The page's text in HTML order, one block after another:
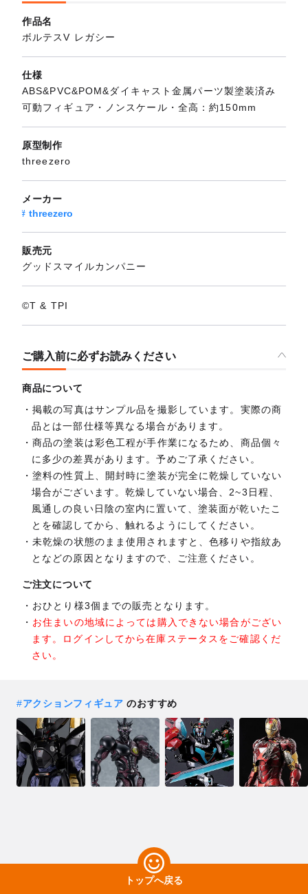
作品名
ボルテスV レガシー
仕様
ABS&PVC&POM&ダイキャスト金属パーツ製塗装済み
可動フィギュア・ノンスケール・全高：約150mm
原型制作
threezero
メーカー
threezero
販売元
グッドスマイルカンパニー
©T & TPI
ご購入前に必ずお読みください
商品について
掲載の写真はサンプル品を撮影しています。実際の商
品とは一部仕様等異なる場合があります。
商品の塗装は彩色工程が手作業になるため、商品個々
に多少の差異があります。予めご了承ください。
塗料の性質上、開封時に塗装が完全に乾燥していない
場合がございます。乾燥していない場合、2~3日程、
風通しの良い日陰の室内に置いて、塗装面が乾いたこ
とを確認してから、触れるようにしてください。
未乾燥の状態のまま使用されますと、色移りや指紋あ
となどの原因となりますので、ご注意ください。
ご注文について
おひとり様3個までの販売となります。
お住まいの地域によっては購入できない場合がござい
ます。ログインしてから在庫ステータスをご確認くだ
さい。
#アクションフィギュア のおすすめ
トップへ戻る